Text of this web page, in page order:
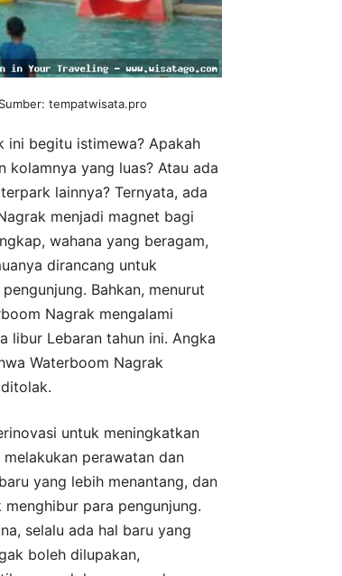
tempatwisata.pro
ini begitu istimewa? Apakah
kolamnya yang luas? Atau ada
lainnya? Ternyata, ada
menjadi magnet bagi
wahana yang beragam,
dirancang untuk
Bahkan, menurut
Nagrak mengalami
libur Lebaran tahun ini. Angka
Waterboom Nagrak
untuk meningkatkan
perawatan dan
yang lebih menantang, dan
para pengunjung.
selalu ada hal baru yang
boleh dilupakan,